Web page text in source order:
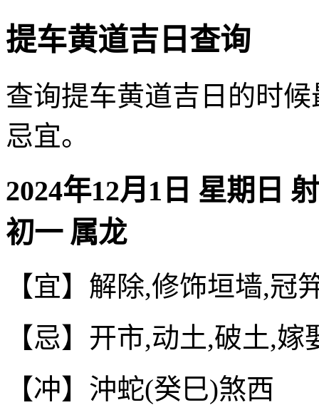
提车黄道吉日查询
查询提车黄道吉日的时
忌宜。
2024年12月1日 星期日
初一 属龙
【宜】解除,修饰垣墙,冠
【忌】开市,动土,破土,嫁
【冲】沖蛇(癸巳)煞西